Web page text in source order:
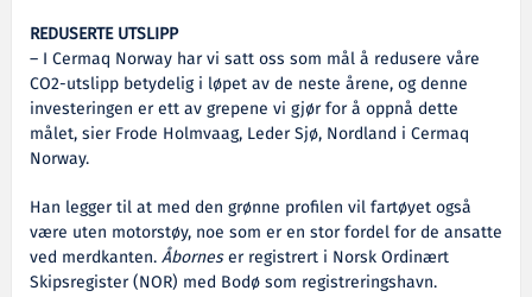
REDUSERTE UTSLIPP
– I Cermaq Norway har vi satt oss som mål å redusere våre
CO2-utslipp betydelig i løpet av de neste årene, og denne
investeringen er ett av grepene vi gjør for å oppnå dette
målet, sier Frode Holmvaag, Leder Sjø, Nordland i Cermaq
Norway.
Han legger til at med den grønne profilen vil fartøyet også
være uten motorstøy, noe som er en stor fordel for de ansatte
ved merdkanten.Åborneser registrert i Norsk Ordinært
Skipsregister (NOR) med Bodø som registreringshavn.